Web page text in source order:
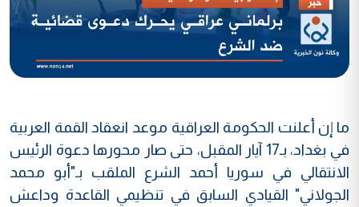
ما إن أعلنت الحكومة العراقية موعد انعقاد القمة العربية
في بغداد، بـ17 آيار المقبل، حتى صار محورها دعوة الرئيس
الانتقالي في سوريا أحمد الشرع الملقب بـ"أبو محمد
الجولاني" القيادي السابق في تنظيمي القاعدة وداعش